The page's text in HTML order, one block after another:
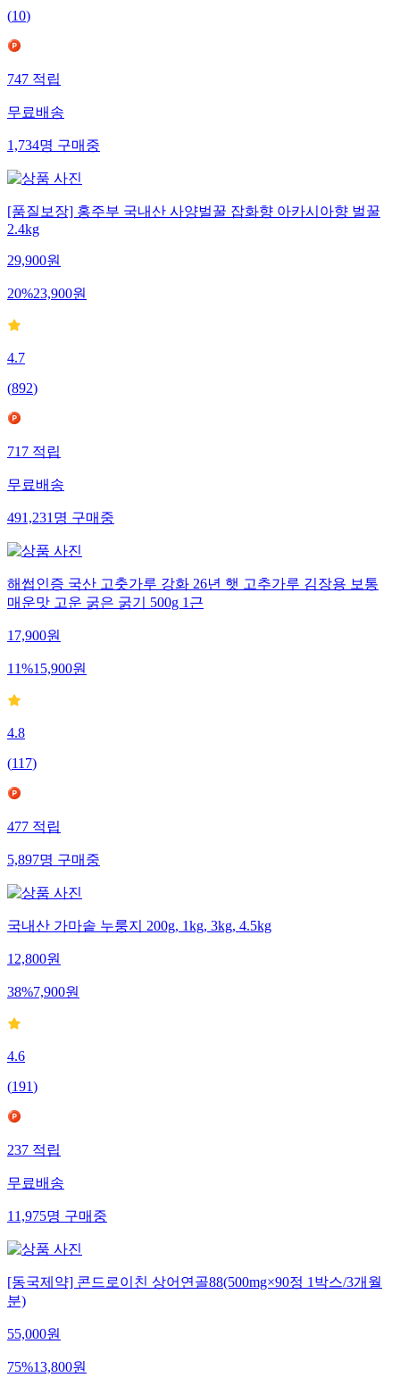
(10)
747적립
무료배송
1,734명구매중
[품질보장] 홍주부 국내산 사양벌꿀 잡화향 아카시아향 벌꿀
2.4kg
29,900원
20%23,900원
4.7
(892)
717적립
무료배송
491,231명구매중
해썹인증 국산 고춧가루 강화 26년 햇 고추가루 김장용 보통
매운맛 고운 굵은 굵기 500g 1근
17,900원
11%15,900원
4.8
(117)
477적립
5,897명구매중
국내산 가마솥 누룽지 200g, 1kg, 3kg, 4.5kg
12,800원
38%7,900원
4.6
(191)
237적립
무료배송
11,975명구매중
[동국제약] 콘드로이친 상어연골88(500mg×90정 1박스/3개월
분)
55,000원
75%13,800원